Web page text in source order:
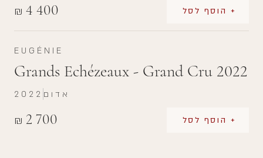
₪ 4 400 + הוסף לסל
EUGÉNIE
Grands Echézeaux - Grand Cru 2022
₪ 2 700 + הוסף לסל
2022 אדום